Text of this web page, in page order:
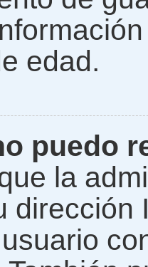
edad.
puedo
la
dirección